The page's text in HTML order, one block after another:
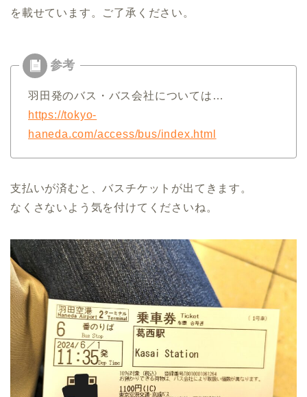
を載せています。ご了承ください。
羽田発のバス・バス会社については…
https://tokyo-
haneda.com/access/bus/index.html
支払いが済むと、バスチケットが出てきます。
なくさないよう気を付けてくださいね。